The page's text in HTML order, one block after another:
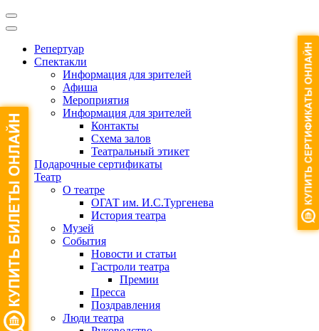
Репертуар
Спектакли
Информация для зрителей
Афиша
Мероприятия
Информация для зрителей
Контакты
Схема залов
Театральный этикет
Подарочные сертификаты
Театр
О театре
ОГАТ им. И.С.Тургенева
История театра
Музей
События
Новости и статьи
Гастроли театра
Премии
Пресса
Поздравления
Люди театра